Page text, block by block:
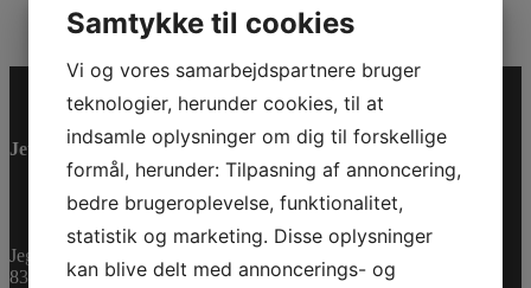
M10
antal
Reservedele
Jet-Trade Powersport
Jegstrupvej 280
8361 Hasselager
Samtykke til cookies
Vi og vores samarbejdspartnere bruger
teknologier, herunder cookies, til at
indsamle oplysninger om dig til forskellige
formål, herunder: Tilpasning af annoncering,
bedre brugeroplevelse, funktionalitet,
statistik og marketing. Disse oplysninger
kan blive delt med annoncerings- og